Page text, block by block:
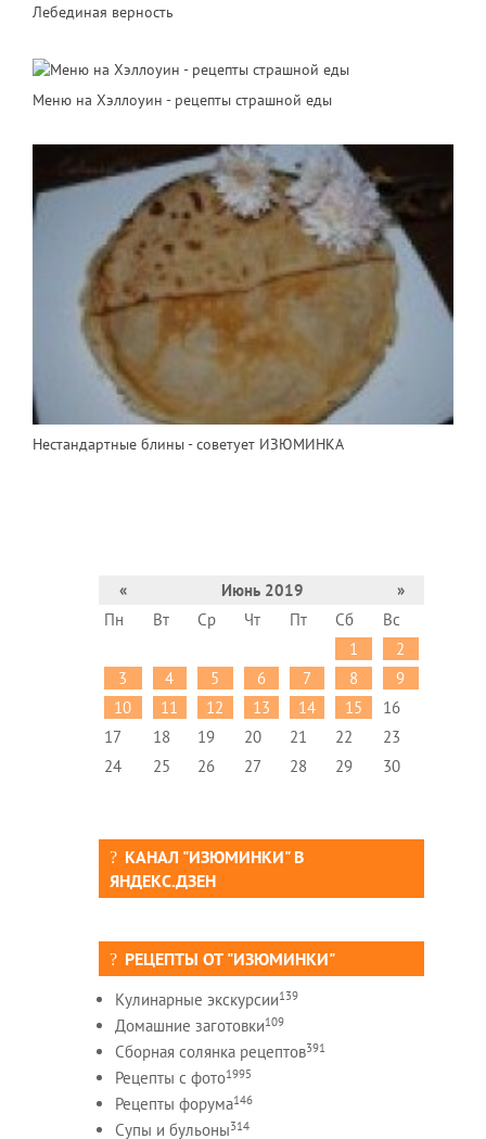
Лебединая верность
Меню на Хэллоуин - рецепты страшной еды
Нестандартные блины - советует ИЗЮМИНКА
« Июнь 2019
»
Пн
Вт Ср Чт Пт Сб
Вс
1
2
3
4 5 6 7 8
9
10
11 12 13 14 15
16
17
18 19 20 21 22
23
24
25 26 27 28 29 30
КАНАЛ "ИЗЮМИНКИ" В
ЯНДЕКС.ДЗЕН
РЕЦЕПТЫ ОТ "ИЗЮМИНКИ"
Кулинарные экскурсии139
Домашние заготовки109
Сборная солянка рецептов391
Рецепты c фото1995
Рецепты форума146
Супы и бульоны314